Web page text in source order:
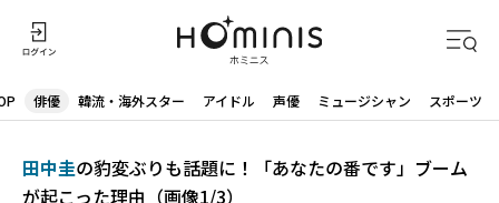
俳優 韓流・海外スター アイドル 声優 ミュージシャン スポーツ
田中圭の豹変ぶりも話題に！「あなたの番です」ブーム
が起こった理由（画像1/3）